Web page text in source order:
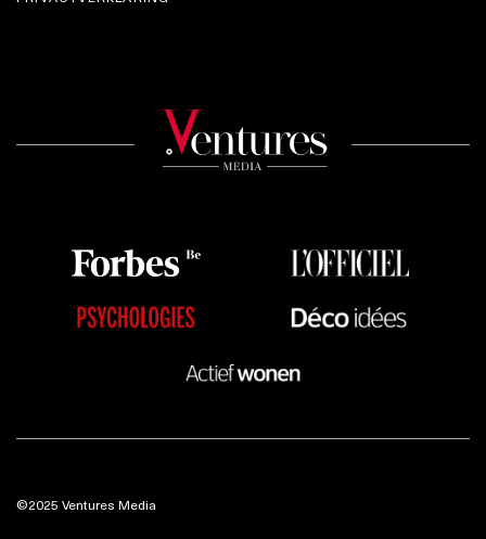
©2025 Ventures Media